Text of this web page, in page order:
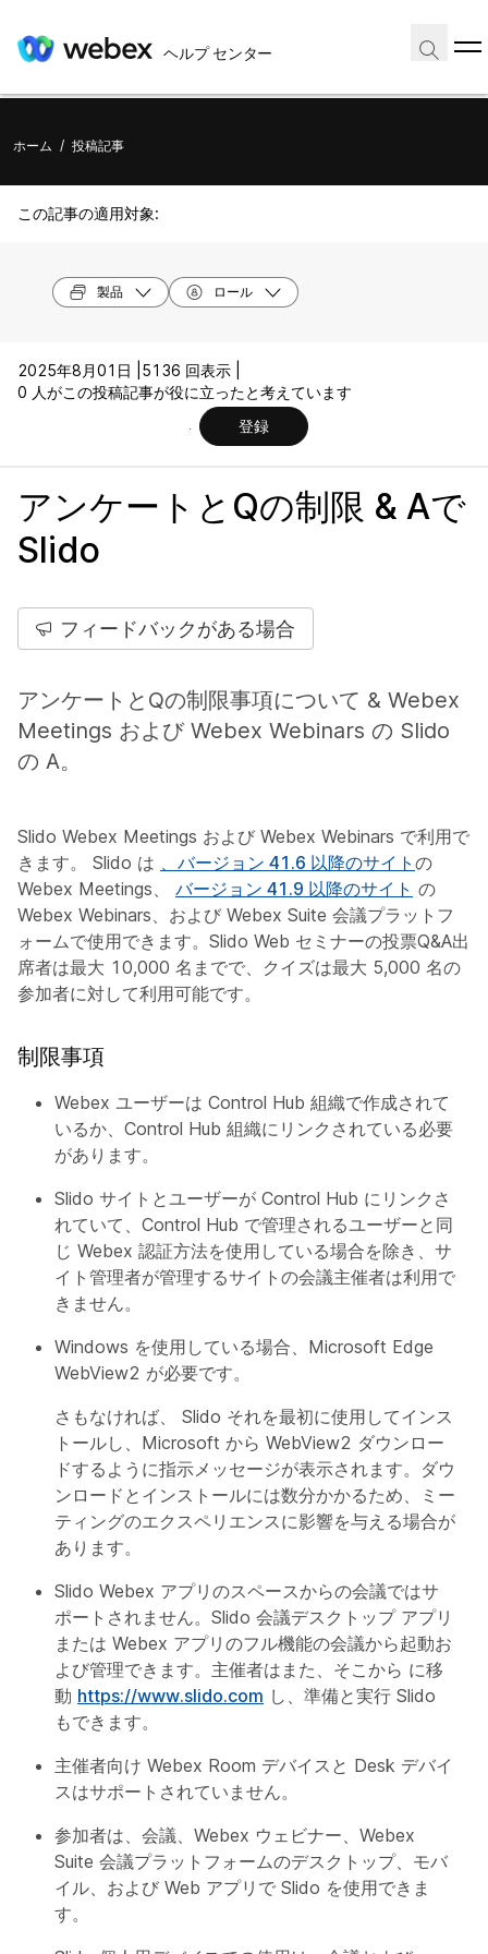
ヘルプ センター
ホーム / 投稿記事
この記事の適用対象:
製品 ロール
2025年8月01日 | 5136 回表示 |
0 人がこの投稿記事が役に立ったと考えています
登録
アンケートとQの制限 & Aで
Slido
フィードバックがある場合
アンケートとQの制限事項について & Webex
Meetings および Webex Webinars の Slido
の A。
Slido Webex Meetings および Webex Webinars で利用で
きます。 Slido は 、バージョン 41.6 以降のサイト の
Webex Meetings、 バージョン 41.9 以降のサイト の
Webex Webinars、および Webex Suite 会議プラットフ
ォームで使用できます。Slido Web セミナーの投票Q&A出
席者は最大 10,000 名までで、クイズは最大 5,000 名の
参加者に対して利用可能です。
制限事項
Webex ユーザーは Control Hub 組織で作成されて
いるか、Control Hub 組織にリンクされている必要
があります。
Slido サイトとユーザーが Control Hub にリンクさ
れていて、Control Hub で管理されるユーザーと同
じ Webex 認証方法を使用している場合を除き、サ
イト管理者が管理するサイトの会議主催者は利用で
きません。
Windows を使用している場合、Microsoft Edge
WebView2 が必要です。
さもなければ、 Slido それを最初に使用してインス
トールし、Microsoft から WebView2 ダウンロー
ドするように指示メッセージが表示されます。ダウ
ンロードとインストールには数分かかるため、ミー
ティングのエクスペリエンスに影響を与える場合が
あります。
Slido Webex アプリのスペースからの会議ではサ
ポートされません。Slido 会議デスクトップ アプリ
または Webex アプリのフル機能の会議から起動お
よび管理できます。主催者はまた、そこから に移
動 https://www.slido.com し、準備と実行 Slido
もできます。
主催者向け Webex Room デバイスと Desk デバイ
スはサポートされていません。
参加者は、会議、Webex ウェビナー、Webex
Suite 会議プラットフォームのデスクトップ、モバ
イル、および Web アプリで Slido を使用できま
す。